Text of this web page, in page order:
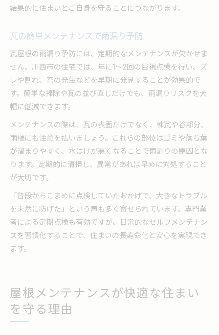
結果的に住まいとご自身を守ることにつながります。
瓦の簡単メンテナンスで雨漏り予防
瓦屋根の雨漏り予防には、定期的なメンテナンスが欠かせま
せん。川西市の住宅では、年に1～2回の目視点検を行い、ズ
レや割れ、苔の発生などを早期に発見することが効果的で
す。簡単な掃除や瓦の並び直しだけでも、雨漏りリスクを大
幅に低減できます。
メンテナンスの際は、瓦の表面だけでなく、棟瓦や谷部分、
雨樋にも注意を払いましょう。これらの部位はゴミや落ち葉
が溜まりやすく、水はけが悪くなることで雨漏りの原因とな
ります。定期的に清掃し、異常があれば早めに対処すること
が大切です。
「普段からこまめに点検していたおかげで、大きなトラブル
を未然に防げた」という声も多く寄せられています。専門業
者による定期点検も有効ですが、日常的なセルフメンテナン
スを習慣化することで、住まいの長寿命化と安心を実現でき
ます。
屋根メンテナンスが快適な住まい
を守る理由